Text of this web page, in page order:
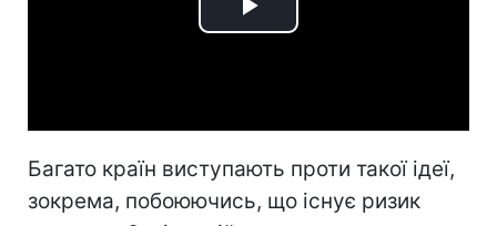
Play
Багато країн виступають проти такої ідеї,
зокрема, побоюючись, що існує ризик